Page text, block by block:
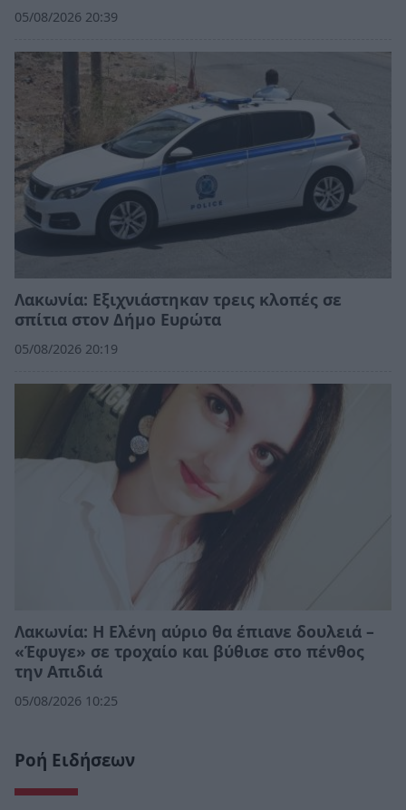
05/08/2026 20:39
Λακωνία: Εξιχνιάστηκαν τρεις κλοπές σε
σπίτια στον Δήμο Ευρώτα
05/08/2026 20:19
Λακωνία: Η Ελένη αύριο θα έπιανε δουλειά –
«Έφυγε» σε τροχαίο και βύθισε στο πένθος
την Απιδιά
05/08/2026 10:25
Ροή Ειδήσεων